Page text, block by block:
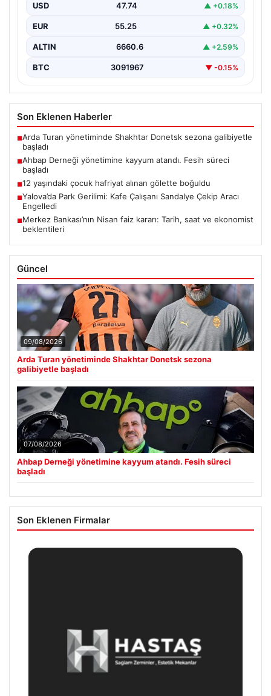
USD 47.74 ▲ +0.18%
EUR 55.25 ▲ +0.32%
ALTIN 6660.6 ▲ +2.59%
BTC 3091967 ▼ -0.15%
Son Eklenen Haberler
■Arda Turan yönetiminde Shakhtar Donetsk sezona galibiyetle
başladı
■Ahbap Derneği yönetimine kayyum atandı. Fesih süreci
başladı
■12 yaşındaki çocuk hafriyat alınan gölette boğuldu
■Yalova’da Park Gerilimi: Kafe Çalışanı Sandalye Çekip Aracı
Engelledi
■Merkez Bankası’nın Nisan faiz kararı: Tarih, saat ve ekonomist
beklentileri
Güncel
09/08/2026
Arda Turan yönetiminde Shakhtar Donetsk sezona
galibiyetle başladı
07/08/2026
Ahbap Derneği yönetimine kayyum atandı. Fesih süreci
başladı
Son Eklenen Firmalar